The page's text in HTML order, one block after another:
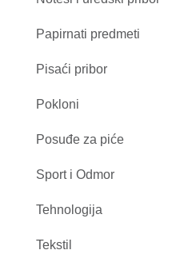
Papirnati predmeti
Pisaći pribor
Pokloni
Posuđe za piće
Sport i Odmor
Tehnologija
Tekstil